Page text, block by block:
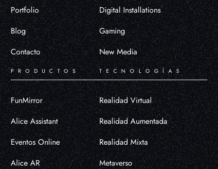
Portfolio
Blog
Contacto
Digital Installations
Gaming
New Media
PRODUCTOS
FunMirror
Alice Assistant
Eventos Online
Alice AR
TECNOLOGÍAS
Realidad Virtual
Realidad Aumentada
Realidad Mixta
Metaverso